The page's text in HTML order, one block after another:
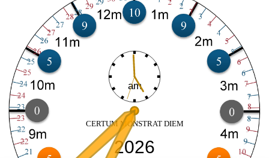
CERTUM MONSTRAT DIEM
2026
am